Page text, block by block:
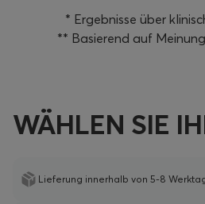
* Ergebnisse über
** Basierend auf
WÄHLEN SIE
Lieferung innerhalb von 5-8